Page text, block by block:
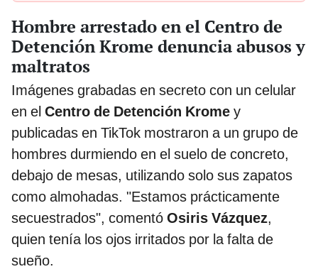
Detención Krome denuncia abusos y
maltratos
Imágenes grabadas en secreto con un celular
en elCentro de Detención Kromey
publicadas en TikTok mostraron a un grupo de
hombres durmiendo en el suelo de concreto,
debajo de mesas, utilizando solo sus zapatos
como almohadas. "Estamos prácticamente
secuestrados", comentóOsiris Vázquez,
quien tenía los ojos irritados por la falta de
sueño.